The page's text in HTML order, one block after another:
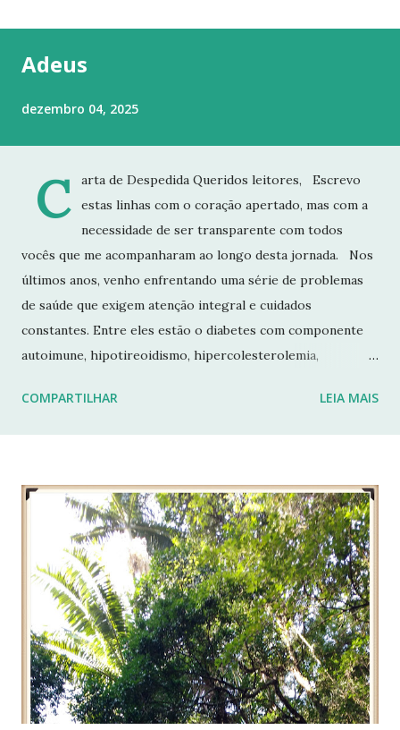
Adeus
dezembro 04, 2025
C
arta de Despedida Queridos leitores, Escrevo
estas linhas com o coração apertado, mas com a
necessidade de ser transparente com todos
vocês que me acompanharam ao longo desta jornada. Nos
últimos anos, venho enfrentando uma série de problemas
de saúde que exigem atenção integral e cuidados
constantes. Entre eles estão o diabetes com componente
autoimune, hipotireoidismo, hipercolesterolemia,
fraturas. Esses desafios têm impactado profundamente
Não posso garantir quando — ou se — retornarei. Neste
momento, minha prioridade precisa ser cuidar da minha
saúde e buscar qualidade de vida dentro das limitações que
enfrento. Quero agradecer imensamente a cada um de
vocês que esteve comigo, que leu, comentou, compartilho...
COMPARTILHAR LEIA MAIS